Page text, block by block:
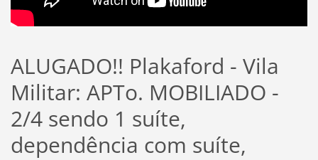
ALUGADO!! Plakaford - Vila
Militar: APTo. MOBILIADO -
2/4 sendo 1 suíte,
dependência com suíte,